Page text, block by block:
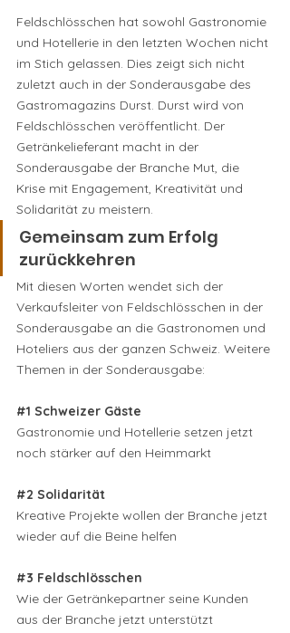
Feldschlösschen hat sowohl Gastronomie
und Hotellerie in den letzten Wochen nicht
im Stich gelassen. Dies zeigt sich nicht
zuletzt auch in der Sonderausgabe des
Gastromagazins Durst. Durst wird von
Feldschlösschen veröffentlicht. Der
Getränkelieferant macht in der
Sonderausgabe der Branche Mut, die
Krise mit Engagement, Kreativität und
Solidarität zu meistern.
Gemeinsam zum Erfolg
zurückkehren
Mit diesen Worten wendet sich der
Verkaufsleiter von Feldschlösschen in der
Sonderausgabe an die Gastronomen und
Hoteliers aus der ganzen Schweiz. Weitere
Themen in der Sonderausgabe:
#1 Schweizer Gäste
Gastronomie und Hotellerie setzen jetzt
noch stärker auf den Heimmarkt
#2 Solidarität
Kreative Projekte wollen der Branche jetzt
wieder auf die Beine helfen
#3 Feldschlösschen
Wie der Getränkepartner seine Kunden
aus der Branche jetzt unterstützt